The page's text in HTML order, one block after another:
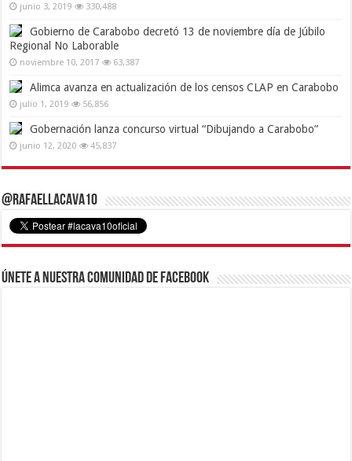
junio 3, 2019 330,488
Gobierno de Carabobo decretó 13 de noviembre día de Júbilo
Regional No Laborable
noviembre 10, 2017 63,387
Alimca avanza en actualización de los censos CLAP en Carabobo
julio 1, 2019 56,856
Gobernación lanza concurso virtual “Dibujando a Carabobo”
junio 12, 2020 45,837
@RafaelLacava10
Únete a nuestra comunidad de Facebook